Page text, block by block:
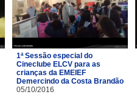
1ª Sessão especial do
Cineclube ELCV para as
crianças da EMEIEF
Demercindo da Costa Brandão
05/10/2016